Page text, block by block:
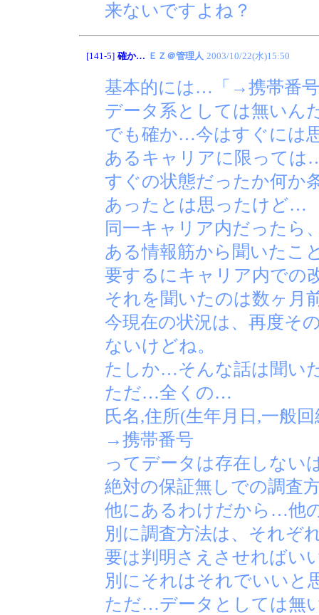
来ないですよね？
[141-5] 確か… ＥＺ＠管理人 2003/10/22(水)15:50
基本的には…「→携帯番
データ系としては無いん
でも確か…今はすぐには
あるキャリアに限っては
すぐの状態だったか何か
あったとは思ったけど…
同一キャリア内だったら
ある情報筋から聞いたこ
要するにキャリア内での
それを聞いたのは数ヶ月
今現在の状況は、再度そ
ないけどね。
たしか…そんな話は聞い
ただ…全くの…
氏名,住所(生年月日,一般回
→携帯番号
ってデータは存在しない
絶対の保証無しでの調査
他にあるわけだから…他
別に調査方法は、それぞ
要は判明さえさせればい
別にそれはそれでいいと
ただ…データとしては無